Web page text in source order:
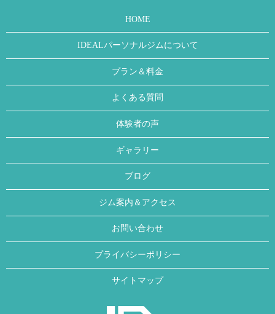
HOME
IDEALパーソナルジムについて
プラン＆料金
よくある質問
体験者の声
ギャラリー
ブログ
ジム案内＆アクセス
お問い合わせ
プライバシーポリシー
サイトマップ